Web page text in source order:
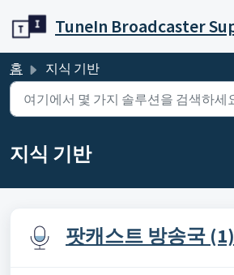
홈 지식 기반
지식 기반
팟캐스트 방송국 (1)